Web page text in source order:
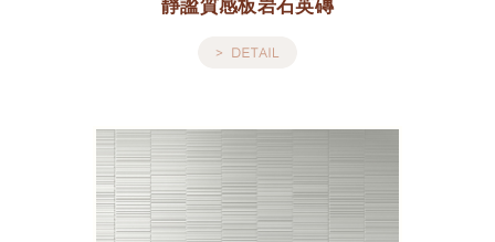
靜謐質感板岩石英磚